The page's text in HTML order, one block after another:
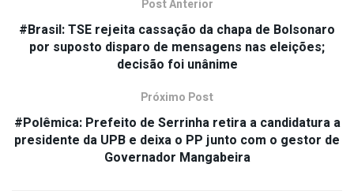
Post Anterior
#Brasil: TSE rejeita cassação da chapa de Bolsonaro
por suposto disparo de mensagens nas eleições;
decisão foi unânime
Próximo Post
#Polêmica: Prefeito de Serrinha retira a candidatura a
presidente da UPB e deixa o PP junto com o gestor de
Governador Mangabeira